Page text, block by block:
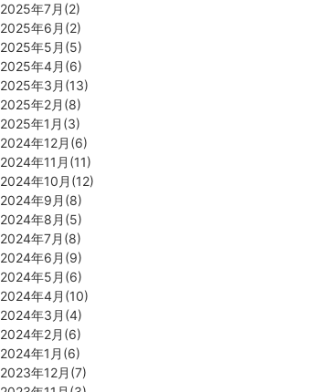
2025年7月(2)
2025年6月(2)
2025年5月(5)
2025年4月(6)
2025年3月(13)
2025年2月(8)
2025年1月(3)
2024年12月(6)
2024年11月(11)
2024年10月(12)
2024年9月(8)
2024年8月(5)
2024年7月(8)
2024年6月(9)
2024年5月(6)
2024年4月(10)
2024年3月(4)
2024年2月(6)
2024年1月(6)
2023年12月(7)